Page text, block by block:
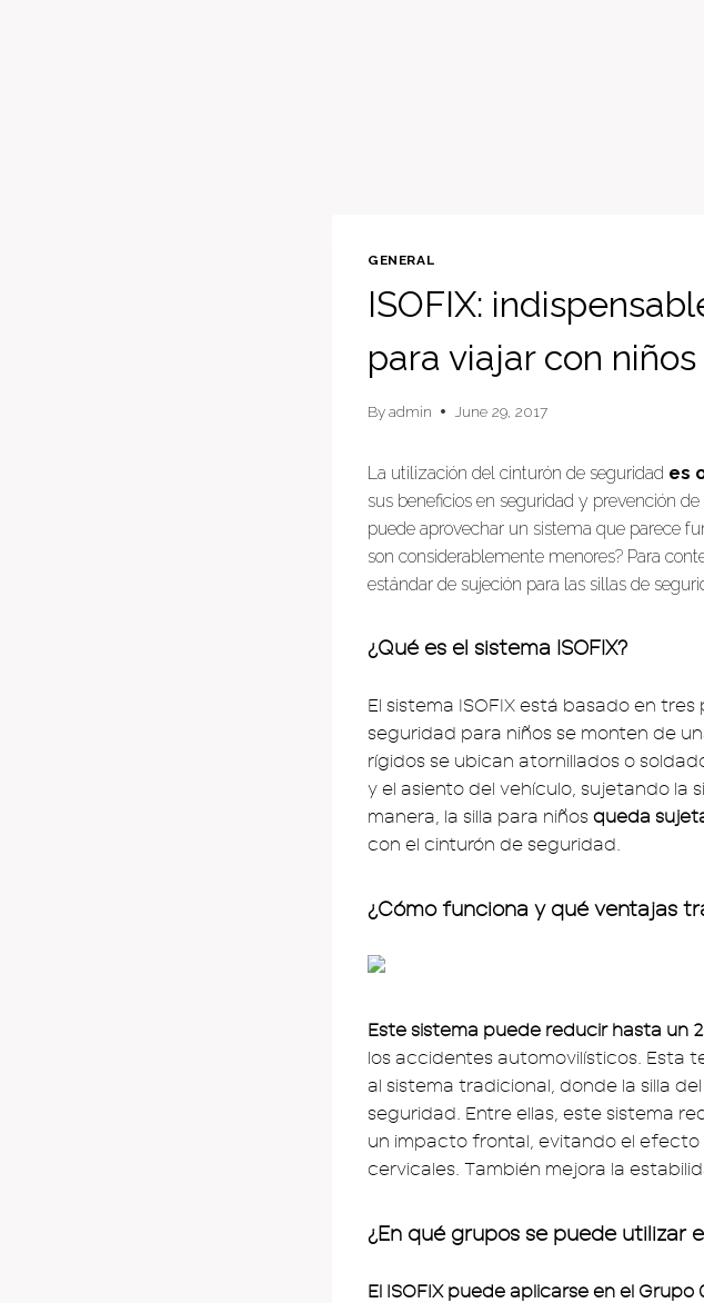
GENERAL
ISOFIX:
para viajar con niños
Byadmin June 29, 2017
La utilización del cinturón de seguridad es
sus beneficios en seguridad y prevención
puede aprovechar un sistema que parece
son considerablemente menores? Para
estándar de sujeción para las sillas de
¿Qué es el sistema ISOFIX?
El sistema ISOFIX está basado en
seguridad para niños se monten de
rígidos se ubican atornillados o
y el asiento del vehículo, sujetando la
manera, la silla para niños queda
con el cinturón de seguridad.
¿Cómo funciona y qué ventajas
Este sistema puede reducir hasta un
los accidentes automovilísticos. Esta
al sistema tradicional, donde la silla
seguridad. Entre ellas, este sistema
un impacto frontal, evitando el efecto
cervicales. También mejora la
¿En qué grupos se puede utilizar
El ISOFIX puede aplicarse en el Grupo